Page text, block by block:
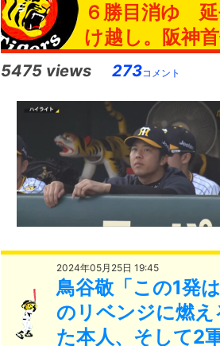
６勝目消ゆ 延
け越し。阪神
5475 views 273コメント
2024年05月25日 19:45
鳥谷敬「この1発
のリベンジに燃
た本人、そして2